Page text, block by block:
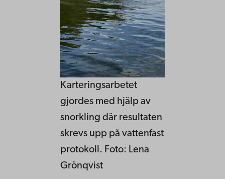
Karteringsarbetet
gjordes med hjälp av
snorkling där resultaten
skrevs upp på vattenfast
protokoll. Foto: Lena
Grönqvist